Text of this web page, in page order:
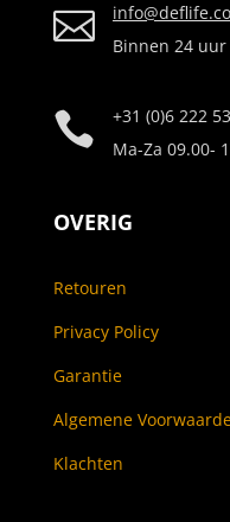

Binnen 24

+31 (0)6 222
Ma-Za 09.00-
OVERIG
Retouren
Privacy Policy
Garantie
Algemene
Klachten